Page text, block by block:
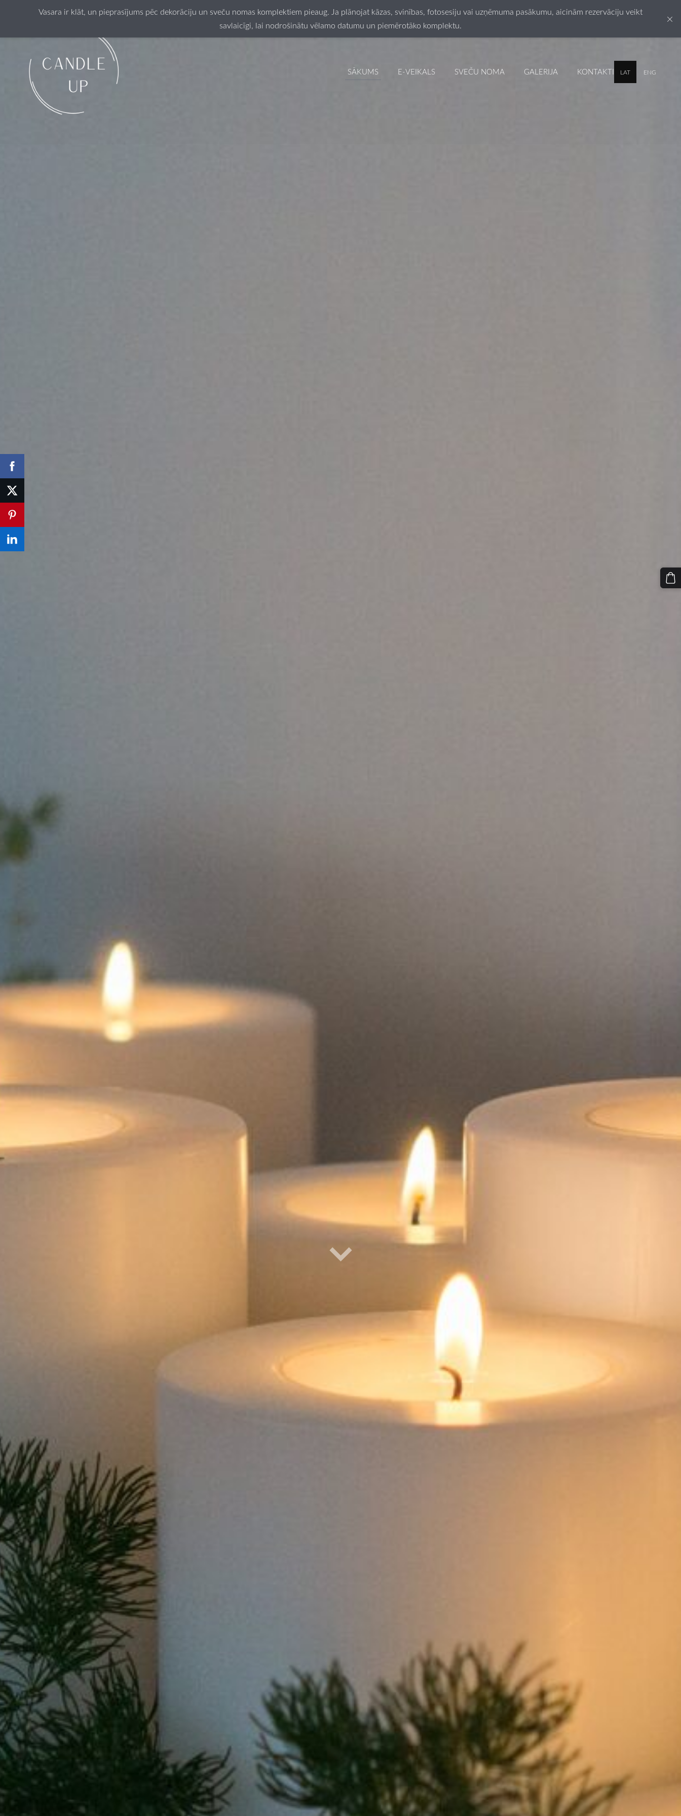
Vasara ir klāt, un pieprasījums pēc dekorāciju un sveču nomas komplektiem pieaug. Ja plānojat kāzas, svinības, fotosesiju vai uzņēmuma pasākumu, aicinām rezervāciju veikt
savlaicīgi, lai nodrošinātu vēlamo datumu un piemērotāko komplektu.
×
SĀKUMS E-VEIKALS SVEČU NOMA GALERIJA KONTAKTI LAT ENG